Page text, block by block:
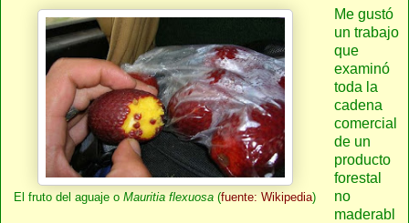
El fruto del aguaje o Mauritia flexuosa (fuente: Wikipedia)
Me gustó
un trabajo
que
examinó
toda la
cadena
comercial
de un
producto
forestal
no
maderabl